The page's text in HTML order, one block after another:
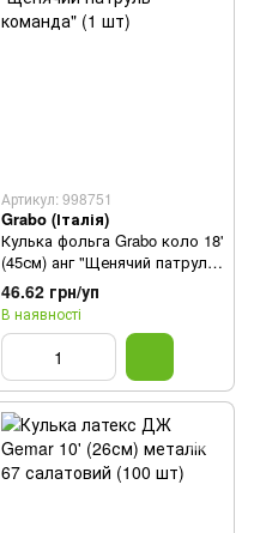
Артикул: 998751
Grabo (Італія)
Кулька фольга Grabo коло 18'
(45см) анг "Щенячий патруль
команда" (1 шт)
46.62 грн/уп
В наявності